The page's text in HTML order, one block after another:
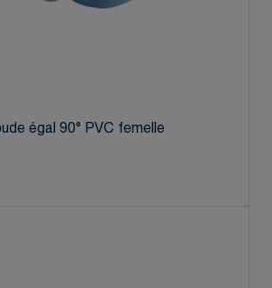
égal 90° PVC femelle